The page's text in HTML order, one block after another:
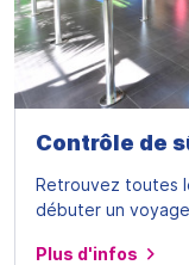
Contrôle de
Retrouvez toutes
débuter un
Plus d'infos